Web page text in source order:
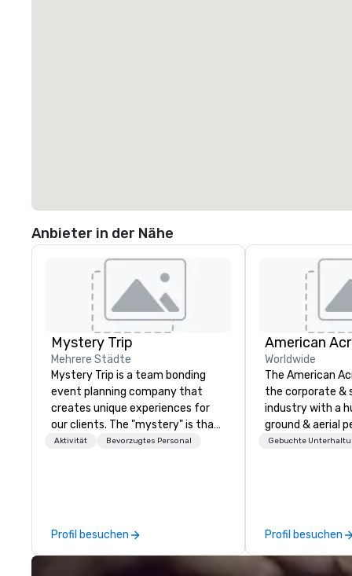
Anbieter in der Nähe
Mystery Trip
Mehrere Städte
Mystery Trip is a team bonding
event planning company that
creates unique experiences for
our clients. The "mystery" is that
none of your guests will know
merge - and build each of our
events with this philosophy in
mind in order to create a space
Aktivität Bevorzugtes Personal
Profil besuchen
Worldwide
The American
the corporate &
industry with a
ground & aerial
using elite
Gebuchte
Profil besuchen